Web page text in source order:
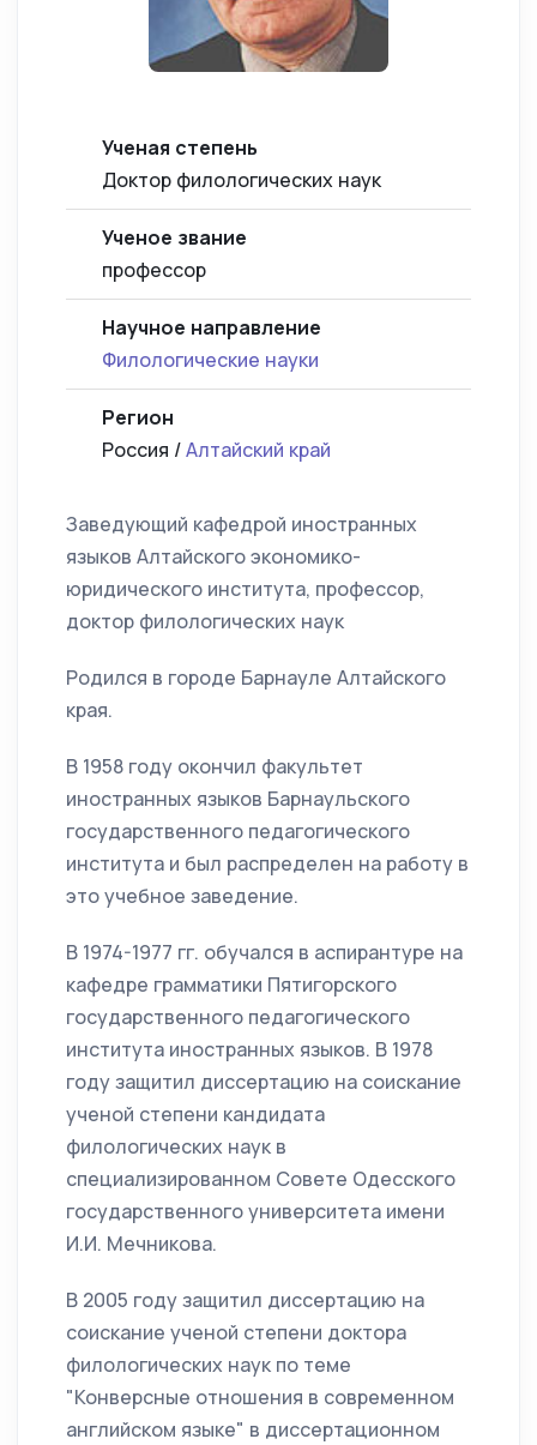
Ученая степень
Доктор филологических наук
Ученое звание
профессор
Научное направление
Филологические науки
Регион
Россия /Алтайский край
Заведующий кафедрой иностранных
языков Алтайского экономико-
юридического института, профессор,
доктор филологических наук
Родился в городе Барнауле Алтайского
края.
В 1958 году окончил факультет
иностранных языков Барнаульского
государственного педагогического
института и был распределен на работу в
это учебное заведение.
В 1974-1977 гг. обучался в аспирантуре на
кафедре грамматики Пятигорского
государственного педагогического
института иностранных языков. В 1978
году защитил диссертацию на соискание
ученой степени кандидата
филологических наук в
специализированном Совете Одесского
государственного университета имени
И.И. Мечникова.
В 2005 году защитил диссертацию на
соискание ученой степени доктора
филологических наук по теме
"Конверсные отношения в современном
английском языке" в диссертационном